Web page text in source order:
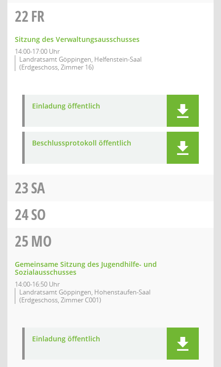
22FR
Sitzung des Verwaltungsausschusses
14:00-17:00 Uhr
Landratsamt Göppingen, Helfenstein-Saal
(Erdgeschoss, Zimmer 16)
Einladung öffentlich
Beschlussprotokoll öffentlich
23SA
24SO
25MO
Gemeinsame Sitzung des Jugendhilfe- und
Sozialausschusses
14:00-16:50 Uhr
Landratsamt Göppingen, Hohenstaufen-Saal
(Erdgeschoss, Zimmer C001)
Einladung öffentlich